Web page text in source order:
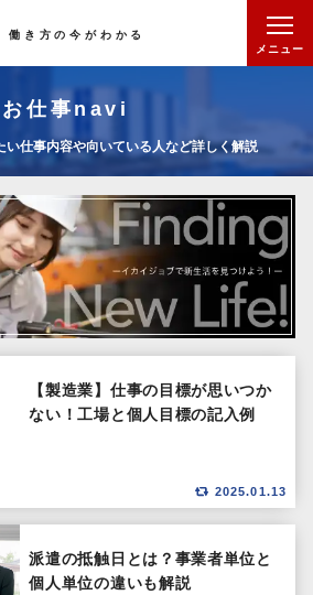
働き方の今がわかる
メニュー
お仕事navi
い仕事内容や向いている人など詳しく解説
【製造業】仕事の目標が思いつか
ない！工場と個人目標の記入例
2025.01.13
派遣の抵触日とは？事業者単位と
個人単位の違いも解説